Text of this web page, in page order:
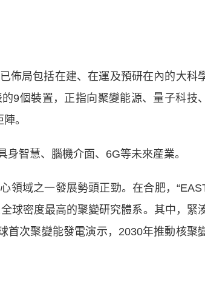
局包括在建、在運及預研在內的大科
9個裝置，正指向聚變能源、量子科技、
。
智慧、腦機介面、6G等未來産業。
域之一發展勢頭正勁。在合肥，
球密度最高的聚變研究體系。其中，緊
首次聚變能發電演示，2030年推動核聚